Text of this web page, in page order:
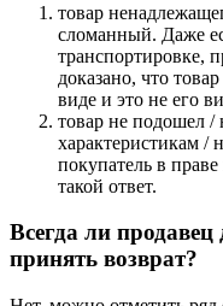
товар
сломанный. Даже
транспортировке,
доказано, что
виде и это не его
товар не подошел /
характеристикам /
покупатель в
такой ответ.
Всегда ли
принять возврат?